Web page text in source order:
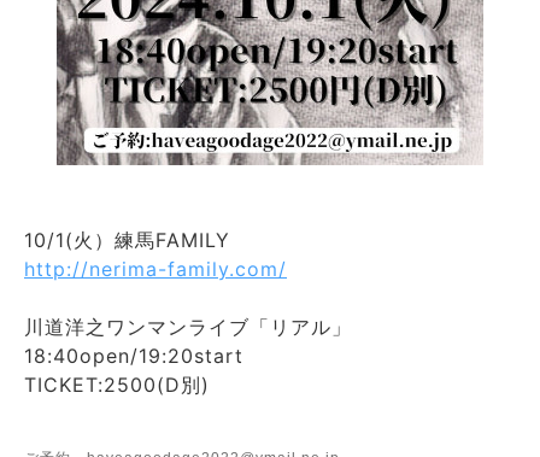
10/1(火）練馬FAMILY
http://nerima-family.com/
川道洋之ワンマンライブ「リアル」
18:40open/19:20start
TICKET:2500(D別)